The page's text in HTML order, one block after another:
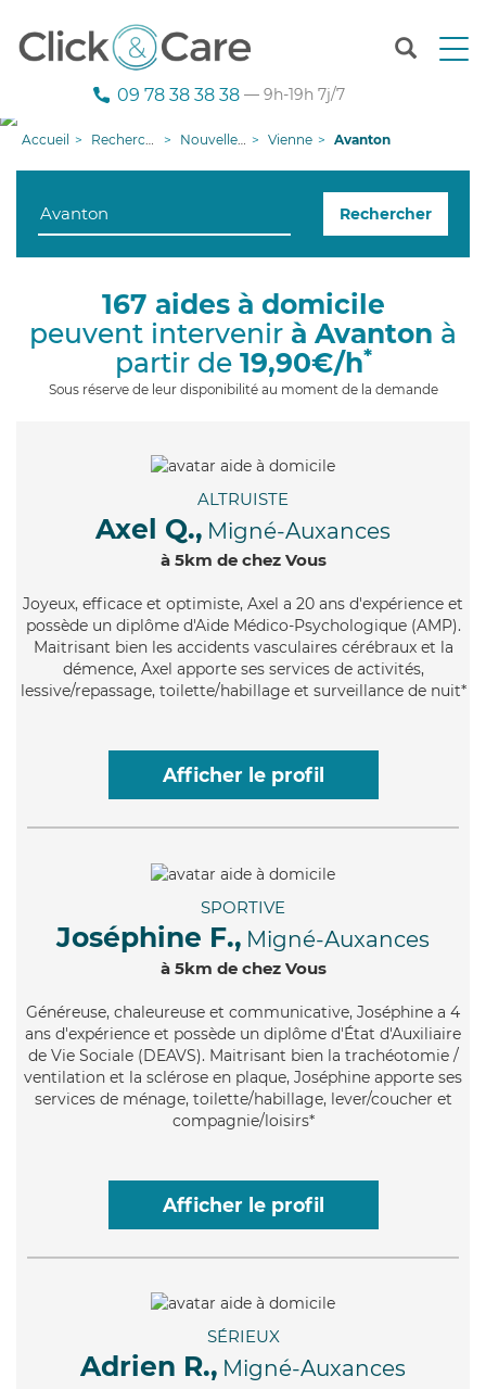
T
n
g
i
09 78 38 38 38 — 9h-19h 7j/7
Accueil Recherche aide à domicile Nouvelle-Aquitaine Vienne Avanton
Rechercher
167 aides à domicile
peuvent intervenir à Avanton à
partir de 19,90€/h*
Sous réserve de leur disponibilité au moment de la demande
ALTRUISTE
Axel Q., Migné-Auxances
à 5km de chez Vous
Joyeux, efficace et optimiste, Axel a 20 ans d'expérience et
possède un diplôme d'Aide Médico-Psychologique (AMP).
Maitrisant bien les accidents vasculaires cérébraux et la
démence, Axel apporte ses services de activités,
lessive/repassage, toilette/habillage et surveillance de nuit*
Afficher le profil
SPORTIVE
Joséphine F., Migné-Auxances
à 5km de chez Vous
Généreuse, chaleureuse et communicative, Joséphine a 4
ans d'expérience et possède un diplôme d'État d'Auxiliaire
de Vie Sociale (DEAVS). Maitrisant bien la trachéotomie /
ventilation et la sclérose en plaque, Joséphine apporte ses
services de ménage, toilette/habillage, lever/coucher et
compagnie/loisirs*
Afficher le profil
SÉRIEUX
Adrien R., Migné-Auxances